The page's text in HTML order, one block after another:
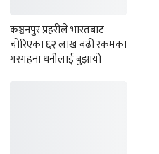
कञ्चनपुर प्रहरीले भारतबाट
चोरिएका ६२ लाख बढी रकमका
गरगहना धनीलाई बुझायो